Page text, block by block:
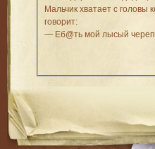
Мальчик хватает с головы
говорит:
— Еб@ть мой лысый